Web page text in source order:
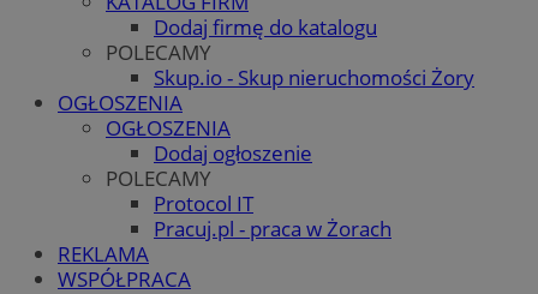
Dodaj firmę do katalogu
POLECAMY
Skup.io - Skup nieruchomości Żory
OGŁOSZENIA
OGŁOSZENIA
Dodaj ogłoszenie
POLECAMY
Protocol IT
Pracuj.pl - praca w Żorach
REKLAMA
WSPÓŁPRACA